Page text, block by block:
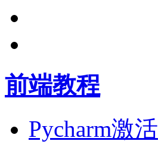
前端教程
Pycharm激活